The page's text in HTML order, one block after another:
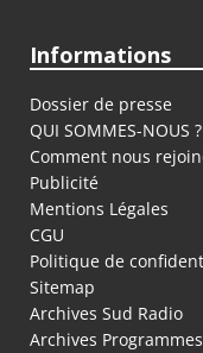
Informations
Dossier de presse
QUI SOMMES-NOUS ?
Comment nous
Publicité
Mentions Légales
CGU
Politique de
Sitemap
Archives Sud Radio
Archives Programmes